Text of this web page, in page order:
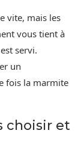
vite, mais les
vous tient à
servi.
un
fois la marmite
choisir et